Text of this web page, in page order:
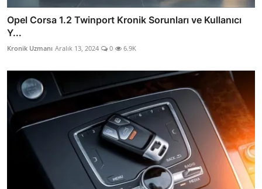
Opel Corsa 1.2 Twinport Kronik Sorunları ve Kullanıcı
Y...
Kronik Uzmanı Aralık 13, 2024 0 6.9K